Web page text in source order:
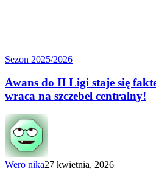
Awans
staje
faktem
–
Resursa
Łódź
wraca
na szczebel
centralny!
Sezon 2025/2026
Awans do II Ligi staje się
wraca na szczebel centralny!
Wero nika27 kwietnia, 2026